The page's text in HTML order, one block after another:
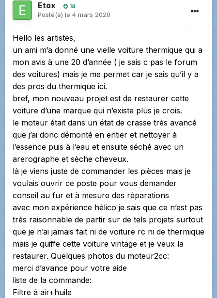
Etox 18
Posté(e) le 4 mars 2020
Hello les artistes,
un ami m’a donné une vielle voiture thermique qui a
mon avis à une 20 d’année ( je sais c pas le forum
des voitures) mais je me permet car je sais qu’il y a
des pros du thermique ici.
bref, mon nouveau projet est de restaurer cette
voiture d’une marque qui n’existe plus je crois.
le moteur était dans un état de crasse très avancé
que j’ai donc démonté en entier et nettoyer à
l’essence puis à l’eau et ensuite séché avec un
arerographe et sèche cheveux.
là je viens juste de commander les pièces mais je
voulais ouvrir ce poste pour vous demander
conseil au fur et à mesure des réparations
avec mon expérience hélico je sais que ce n’est pas
très raisonnable de partir sur de tels projets surtout
que je n’ai jamais fait ni de voiture rc ni de thermique
mais je quiffe cette voiture vintage et je veux la
restaurer. Quelques photos du moteur2cc:
merci d’avance pour votre aide
liste de la commande:
Filtre à air+huile